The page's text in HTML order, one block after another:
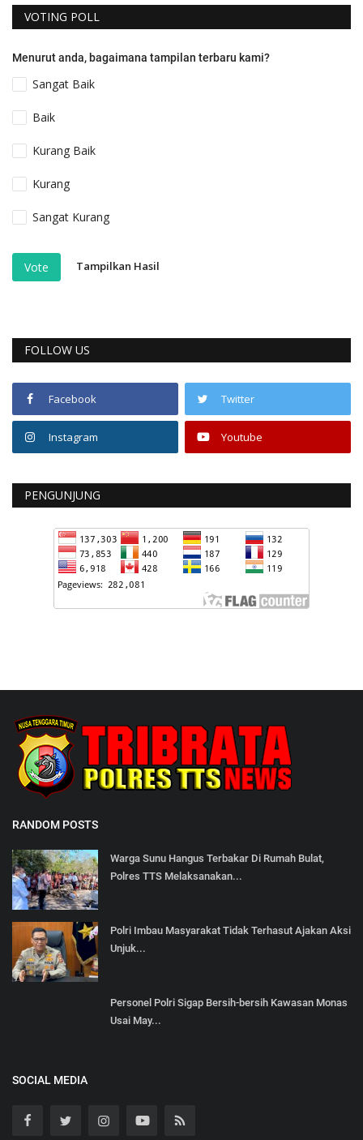
VOTING POLL
Menurut anda, bagaimana tampilan terbaru kami?
Sangat Baik
Baik
Kurang Baik
Kurang
Sangat Kurang
Vote Tampilkan Hasil
FOLLOW US
Facebook Twitter
Instagram Youtube
PENGUNJUNG
RANDOM POSTS
Warga Sunu Hangus Terbakar Di Rumah Bulat,
Polres TTS Melaksanakan...
Polri Imbau Masyarakat Tidak Terhasut Ajakan Aksi
Unjuk...
Personel Polri Sigap Bersih-bersih Kawasan Monas
Usai May...
SOCIAL MEDIA